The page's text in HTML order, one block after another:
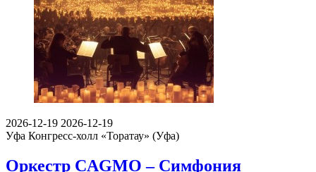
2026-12-19 2026-12-19
Уфа Конгресс-холл «Торатау» (Уфа)
Оркестр CAGMO – Симфония